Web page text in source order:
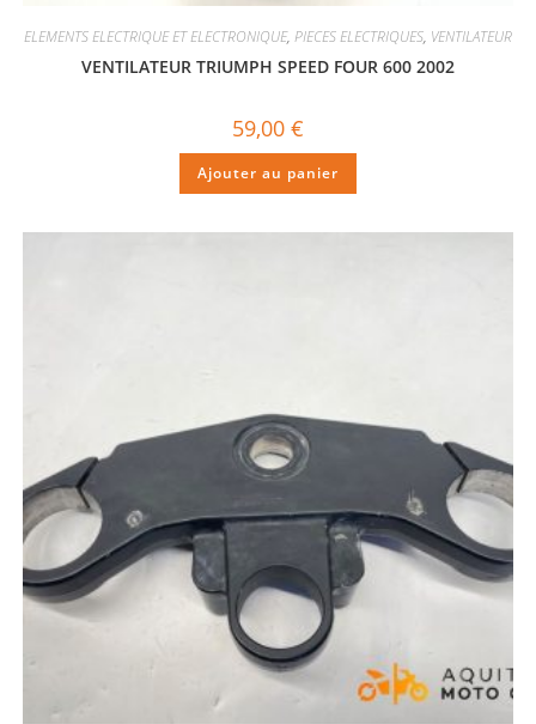
ELEMENTS ELECTRIQUE ET ELECTRONIQUE, PIECES ELECTRIQUES, VENTILATEUR
VENTILATEUR TRIUMPH SPEED FOUR 600 2002
59,00 €
Ajouter au panier